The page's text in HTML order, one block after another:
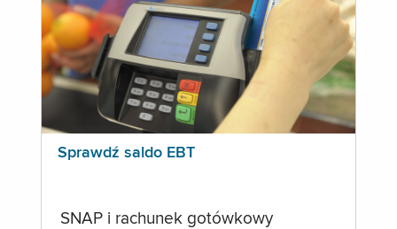
Sprawdź saldo EBT
SNAP i rachunek gotówkowy